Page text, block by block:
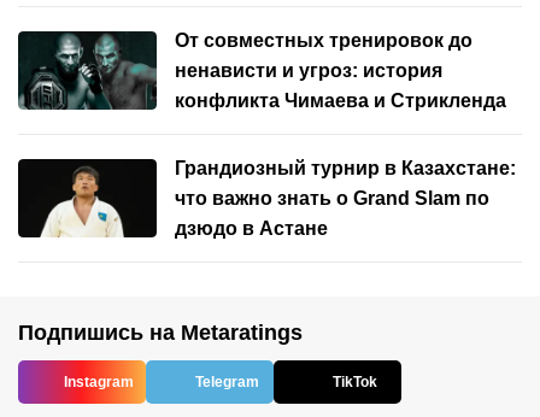
От совместных тренировок до
ненависти и угроз: история
конфликта Чимаева и Стрикленда
Грандиозный турнир в Казахстане:
что важно знать о Grand Slam по
дзюдо в Астане
Подпишись на Metaratings
Instagram Telegram TikTok